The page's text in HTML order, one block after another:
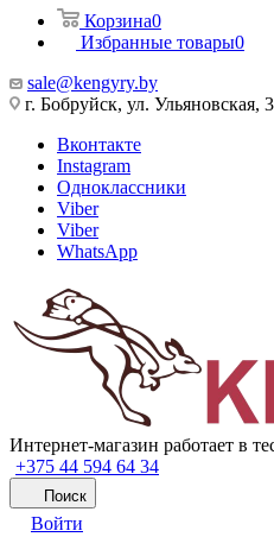
Корзина0
Избранные товары0
sale@kengyry.by
г. Бобруйск, ул. Ульяновская,
Вконтакте
Instagram
Одноклассники
Viber
Viber
WhatsApp
Интернет-магазин работает в
+375 44 594 64 34
Поиск
Войти